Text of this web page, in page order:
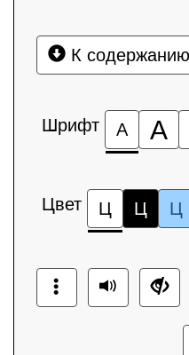
К содержанию
Шрифт А А
Цвет Ц Ц Ц